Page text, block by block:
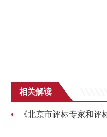
相关解读
《北京市评标专家和